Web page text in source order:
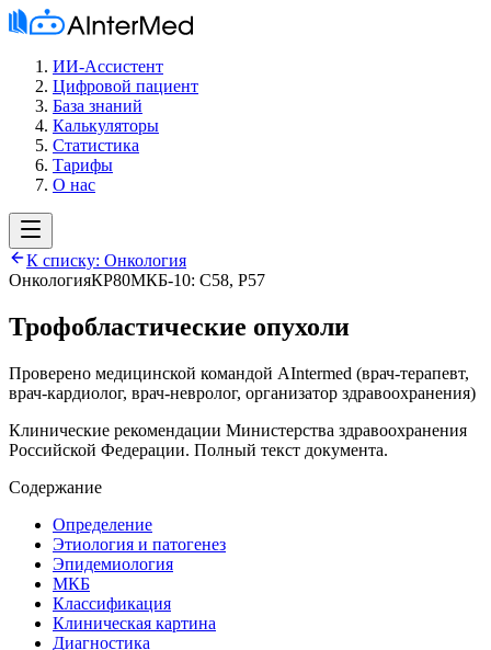
ИИ-Ассистент
Цифровой пациент
База знаний
Калькуляторы
Статистика
Тарифы
О нас
К списку: Онкология
ОнкологияКР80МКБ-10: C58, P57
Трофобластические опухоли
Проверено медицинской командой AIntermed (врач-терапевт,
врач-кардиолог, врач-невролог, организатор здравоохранения)
Клинические рекомендации Министерства здравоохранения
Российской Федерации. Полный текст документа.
Содержание
Определение
Этиология и патогенез
Эпидемиология
МКБ
Классификация
Клиническая картина
Диагностика